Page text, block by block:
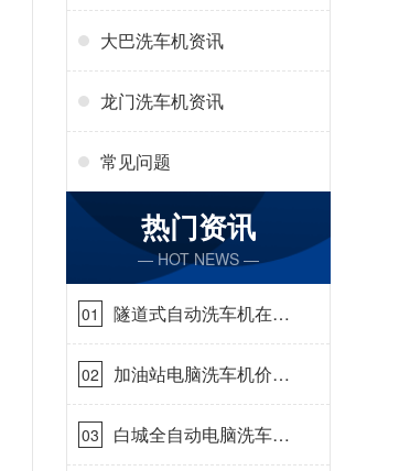
大巴洗车机资讯
龙门洗车机资讯
常见问题
热门资讯
— HOT NEWS —
01
隧道式自动洗车机在哪
里购买[隆茂鑫晟]
02
加油站电脑洗车机价格
怎么样[隆茂鑫晟]
03
白城全自动电脑洗车
机-ADV防冻冬季正常